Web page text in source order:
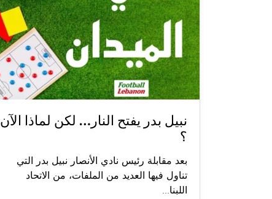
نبيل بدر يفتح النار… لكن لماذا الآن
؟
بعد مقابلة رئيس نادي الأنصار نبيل بدر التي
تناول فيها العديد من الملفات، من الاتحاد
اللبنا...